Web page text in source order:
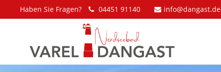
Der Eintrag "offcanvas-col1" existiert
Haben Sie Fragen? 04451 91140 info@dangast.de